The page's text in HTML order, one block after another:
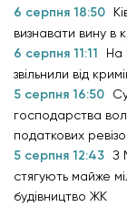
6 серпня 18:50
визнавати вину в
6 серпня 11:11
На
звільнили від
5 серпня 16:50
господарства
податкових
5 серпня 12:43 З
стягують майже
будівництво ЖК